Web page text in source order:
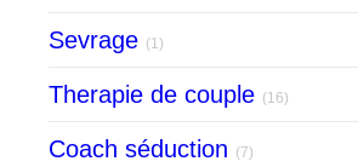
Sevrage (1)
Therapie de couple (16)
Coach séduction (7)